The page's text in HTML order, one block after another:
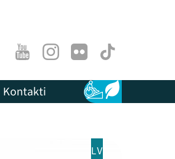
YoutubeInstagram
Flick TikTok
Kontakti Pieejamība
Ilgtspēja
LV